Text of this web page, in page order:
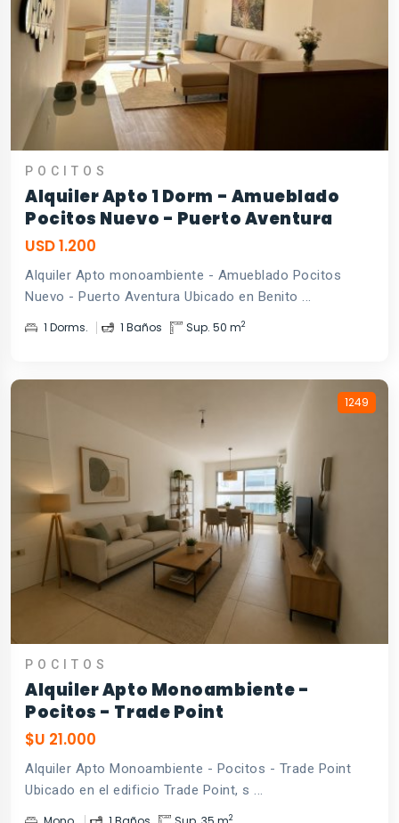
POCITOS
Alquiler Apto 1 Dorm - Amueblado
Pocitos Nuevo - Puerto Aventura
USD 1.200
Alquiler Apto monoambiente - Amueblado Pocitos
Nuevo - Puerto Aventura Ubicado en Benito ...
1 Dorms. 1 Baños Sup. 50 m2
1249
POCITOS
Alquiler Apto Monoambiente -
Pocitos - Trade Point
$U 21.000
Alquiler Apto Monoambiente - Pocitos - Trade Point
Ubicado en el edificio Trade Point, s ...
2